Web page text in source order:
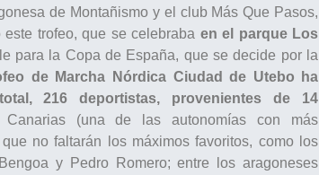
de Montañismo y el club Más Que Pasos,
trofeo, que se celebraba en el parque Los
para la Copa de España, que se decide por la
de Marcha Nórdica Ciudad de Utebo ha
216 deportistas, provenientes de 14
(una de las autonomías con más
no faltarán los máximos favoritos, como los
y Pedro Romero; entre los aragoneses